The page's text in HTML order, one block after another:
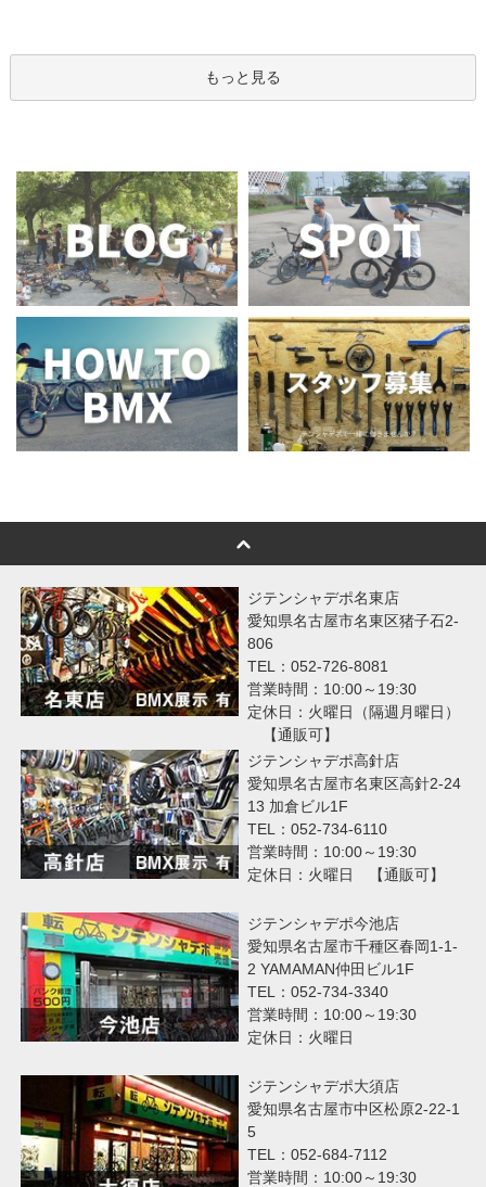
もっと見る
ジテンシャデポ名東店
愛知県名古屋市名東区猪子石2-
806
TEL：052-726-8081
営業時間：10:00～19:30
定休日：火曜日（隔週月曜日）
【通販可】
ジテンシャデポ高針店
愛知県名古屋市名東区高針2-24
13 加倉ビル1F
TEL：052-734-6110
営業時間：10:00～19:30
定休日：火曜日 【通販可】
ジテンシャデポ今池店
愛知県名古屋市千種区春岡1-1-
2 YAMAMAN仲田ビル1F
TEL：052-734-3340
営業時間：10:00～19:30
定休日：火曜日
ジテンシャデポ大須店
愛知県名古屋市中区松原2-22-1
5
TEL：052-684-7112
営業時間：10:00～19:30